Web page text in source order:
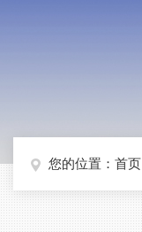
您的位置： 首页